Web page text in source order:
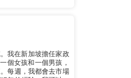
我在新加坡擔任家政
個女孩和一個男孩，
每週，我都會去市場